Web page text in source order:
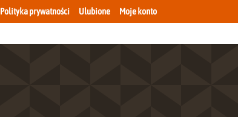
Polityka prywatności Ulubione Moje konto